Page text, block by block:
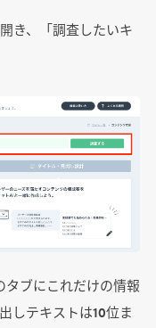
き、「調査したいキ
ブにこれだけの情報
しテキストは10位ま